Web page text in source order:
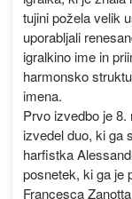
tujini požela velik
uporabljali
igralkino ime in
harmonsko
imena.
Prvo izvedbo je
izvedel duo, ki ga
harfistka
posnetek, ki ga je
Francesca